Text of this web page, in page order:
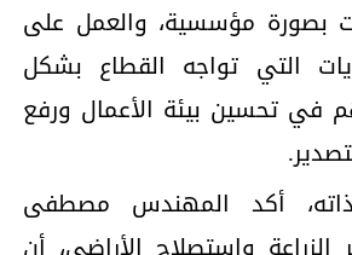
بصورة مؤسسية، والعمل على
التي تواجه القطاع بشكل
في تحسين بيئة الأعمال ورفع
أكد المهندس مصطفى